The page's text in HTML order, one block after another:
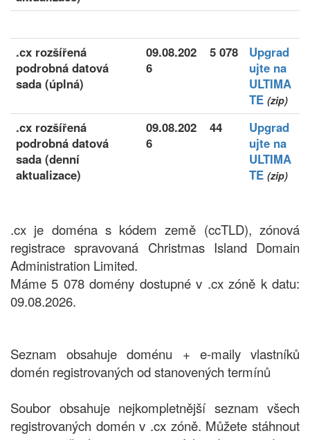
.cx rozšířená
podrobná datová
sada (úplná)
09.08.202
6
5 078
Upgrad
ujte na
ULTIMA
TE (zip)
.cx rozšířená
podrobná datová
sada (denní
aktualizace)
09.08.202
6
44
Upgrad
ujte na
ULTIMA
TE (zip)
.cx je doména s kódem země (ccTLD), zónová
registrace spravovaná Christmas Island Domain
Administration Limited.
Máme 5 078 domény dostupné v .cx zóně k datu:
09.08.2026.
Seznam obsahuje doménu + e-maily vlastníků
domén registrovaných od stanovených termínů
Soubor obsahuje nejkompletnější seznam všech
registrovaných domén v .cx zóně. Můžete stáhnout